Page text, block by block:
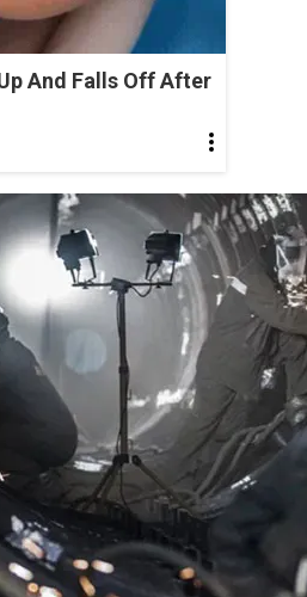
And Falls Off After